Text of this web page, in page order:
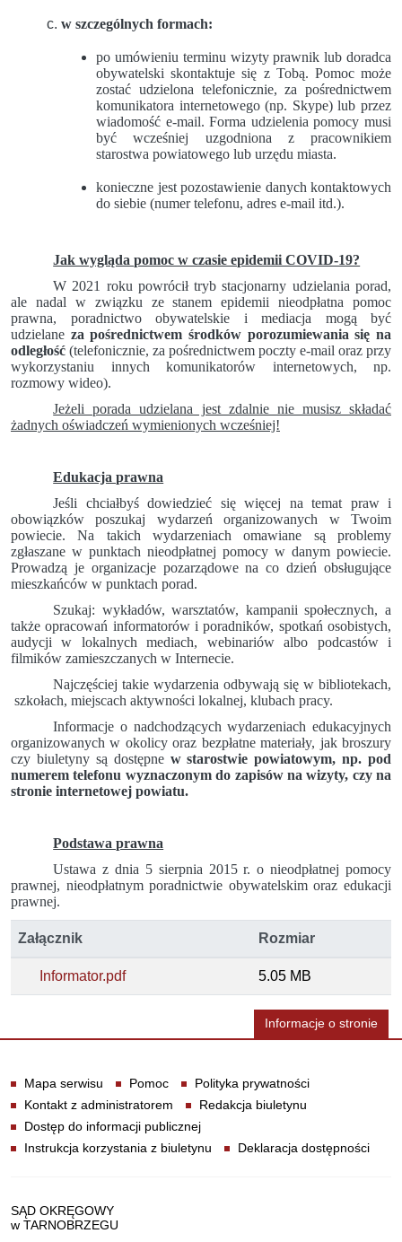
w szczególnych formach:
po umówieniu terminu wizyty prawnik lub doradca
obywatelski skontaktuje się z Tobą. Pomoc może
zostać udzielona telefonicznie, za pośrednictwem
komunikatora internetowego (np. Skype) lub przez
wiadomość e-mail. Forma udzielenia pomocy musi
być wcześniej uzgodniona z pracownikiem
starostwa powiatowego lub urzędu miasta.
konieczne jest pozostawienie danych kontaktowych
do siebie (numer telefonu, adres e-mail itd.).
Jak wygląda pomoc w czasie epidemii COVID-19?
W 2021 roku powrócił tryb stacjonarny udzielania porad,
ale nadal w związku ze stanem epidemii nieodpłatna pomoc
prawna, poradnictwo obywatelskie i mediacja mogą być
udzielane za pośrednictwem środków porozumiewania się na
odległość (telefonicznie, za pośrednictwem poczty e-mail oraz przy
wykorzystaniu innych komunikatorów internetowych, np.
rozmowy wideo).
Jeżeli porada udzielana jest zdalnie nie musisz składać
żadnych oświadczeń wymienionych wcześniej!
Edukacja prawna
Jeśli chciałbyś dowiedzieć się więcej na temat praw i
obowiązków poszukaj wydarzeń organizowanych w Twoim
powiecie. Na takich wydarzeniach omawiane są problemy
zgłaszane w punktach nieodpłatnej pomocy w danym powiecie.
Prowadzą je organizacje pozarządowe na co dzień obsługujące
mieszkańców w punktach porad.
Szukaj: wykładów, warsztatów, kampanii społecznych, a
także opracowań informatorów i poradników, spotkań osobistych,
audycji w lokalnych mediach, webinariów albo podcastów i
filmików zamieszczanych w Internecie.
Najczęściej takie wydarzenia odbywają się w bibliotekach,
szkołach, miejscach aktywności lokalnej, klubach pracy.
Informacje o nadchodzących wydarzeniach edukacyjnych
organizowanych w okolicy oraz bezpłatne materiały, jak broszury
czy biuletyny są dostępne w starostwie powiatowym, np. pod
numerem telefonu wyznaczonym do zapisów na wizyty, czy na
stronie internetowej powiatu.
Podstawa prawna
Ustawa z dnia 5 sierpnia 2015 r. o nieodpłatnej pomocy
prawnej, nieodpłatnym poradnictwie obywatelskim oraz edukacji
prawnej.
Załącznik Rozmiar
Informator.pdf 5.05 MB
Informacje o stronie
Mapa serwisu Pomoc
Polityka prywatności
Kontakt z administratorem
Redakcja biuletynu
Dostęp do informacji publicznej
Instrukcja korzystania z biuletynu
Deklaracja dostępności
Dane teleadresowe
SĄD OKRĘGOWY
w TARNOBRZEGU